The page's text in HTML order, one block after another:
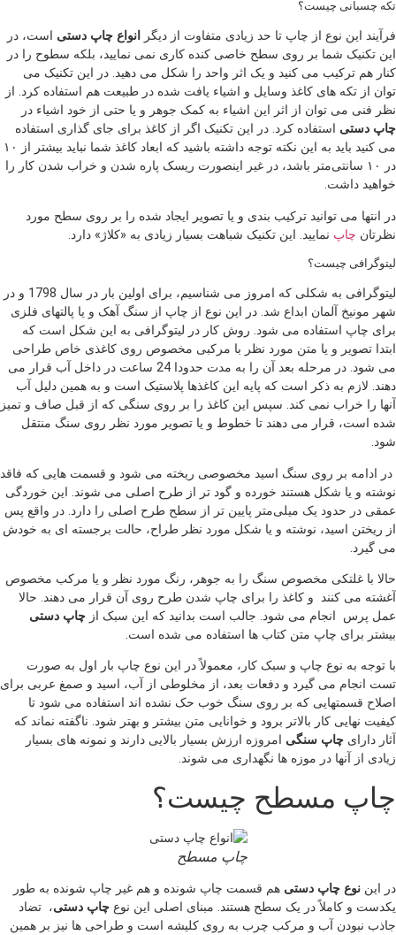
تکه چسبانی چیست؟
فرآیند این نوع از چاپ تا حد زیادی متفاوت از دیگر انواع چاپ دستی است، در
این تکنیک شما بر روی سطح خاصی کنده کاری نمی نمایید، بلکه سطوح را در
کنار هم ترکیب می کنید و یک اثر واحد را شکل می دهید. در این تکنیک می
توان از تکه های کاغذ وسایل و اشیاء یافت شده در طبیعت هم استفاده کرد. از
نظر فنی می توان از اثر این اشیاء به کمک جوهر و یا حتی از خود اشیاء در
چاپ دستی استفاده کرد. در این تکنیک اگر از کاغذ برای جای گذاری استفاده
می کنید باید به این نکته توجه داشته باشید که ابعاد کاغذ شما نباید بیشتر از ۱۰
در ۱۰ سانتی‌متر باشد، در غیر اینصورت ریسک پاره شدن و خراب شدن کار را
خواهید داشت.
در انتها می توانید ترکیب بندی و یا تصویر ایجاد شده را بر روی سطح مورد
نظرتان چاپ نمایید. این تکنیک شباهت بسیار زیادی به «کلاژ» دارد.
لیتوگرافی چیست؟
لیتوگرافی به شکلی که امروز می شناسیم، برای اولین بار در سال 1798 و در
شهر مونیخ آلمان ابداع شد. در این نوع از چاپ از سنگ آهک و یا پالتهای فلزی
برای چاپ استفاده می شود. روش کار در لیتوگرافی به این شکل است که
ابتدا تصویر و یا متن مورد نظر با مرکبی مخصوص روی کاغذی خاص طراحی
می شود. در مرحله بعد آن را به مدت حدودا 24 ساعت در داخل آب قرار می
دهند. لازم به ذکر است که پایه این کاغذها پلاستیک است و به همین دلیل آب
آنها را خراب نمی کند. سپس این کاغذ را بر روی سنگی که از قبل صاف و تمیز
شده است، قرار می دهند تا خطوط و یا تصویر مورد نظر روی سنگ منتقل
شود.
در ادامه بر روی سنگ اسید مخصوصی ریخته می شود و قسمت هایی که فاقد
نوشته و یا شکل هستند خورده و گود تر از طرح اصلی می شوند. این خوردگی
عمقی در حدود یک میلی‌متر پایین تر از سطح طرح اصلی را دارد. در واقع پس
از ریختن اسید، نوشته و یا شکل مورد نظر طراح، حالت برجسته ای به خودش
می گیرد.
حالا با غلتکی مخصوص سنگ را به جوهر، رنگ مورد نظر و یا مرکب مخصوص
آغشته می کنند و کاغذ را برای چاپ شدن طرح روی آن قرار می دهند. حالا
عمل پرس انجام می شود. جالب است بدانید که این سبک از چاپ دستی
بیشتر برای چاپ متن کتاب ها استفاده می شده است.
با توجه به نوع چاپ و سبک کار، معمولاً در این نوع چاپ بار اول به صورت
تست انجام می گیرد و دفعات بعد، از مخلوطی از آب، اسید و صمغ عربی برای
اصلاح قسمتهایی که بر روی سنگ خوب حک نشده اند استفاده می شود تا
کیفیت نهایی کار بالاتر برود و خوانایی متن بیشتر و بهتر شود. ناگفته نماند که
آثار دارای چاپ سنگی امروزه ارزش بسیار بالایی دارند و نمونه های بسیار
زیادی از آنها در موزه ها نگهداری می شوند.
چاپ مسطح چیست؟
چاپ مسطح
در این نوع چاپ دستی هم قسمت چاپ شونده و هم غیر چاپ شونده به طور
یکدست و کاملاً در یک سطح هستند. مبنای اصلی این نوع چاپ دستی، تضاد
جاذب نبودن آب و مرکب چرب به روی کلیشه است و طراحی ها نیز بر همین